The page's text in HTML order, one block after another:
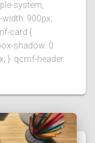
system,
900px;
card {
shadow: 0
} .qcmf-header